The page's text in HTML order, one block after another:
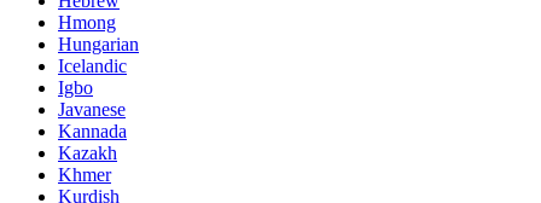
Hmong
Hungarian
Icelandic
Igbo
Javanese
Kannada
Kazakh
Khmer
Kurdish